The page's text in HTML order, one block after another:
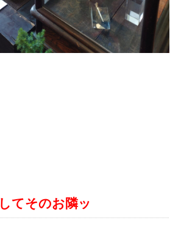
してそのお隣ッ